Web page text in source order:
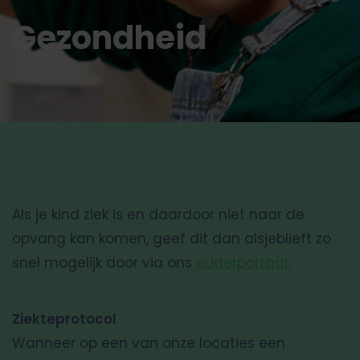
Gezondheid
Als je kind ziek is en daardoor niet naar de
opvang kan komen, geef dit dan alsjeblieft zo
snel mogelijk door via ons
.
Ziekteprotocol
Wanneer op een van onze locaties een